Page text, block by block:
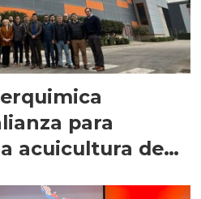
para
acuicultura de